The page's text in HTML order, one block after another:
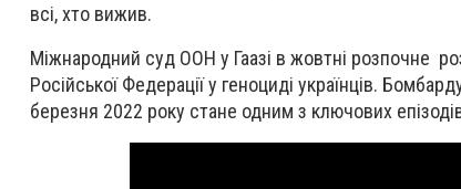
всі, хто вижив.
Міжнародний суд ООН у Гаазі в жовтні розпочне
Російської Федерації у геноциді українців.
березня 2022 року стане одним з ключових